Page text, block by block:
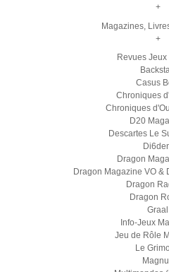
+
Magazines,
+
Revues
Casus
Chroniques
Chroniques
D20
Descartes Le
Dragon
Dragon Magazine VO &
Dragon
Dragon
Graal
Info-Jeux
Jeu de Rôle
Le